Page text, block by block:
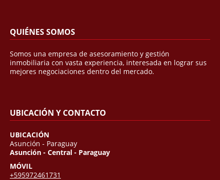
QUIÉNES SOMOS
Somos una empresa de asesoramiento y gestión
inmobiliaria con vasta experiencia, interesada en lograr sus
mejores negociaciones dentro del mercado.
UBICACIÓN Y CONTACTO
UBICACIÓN
Asunción - Paraguay
Asunción - Central - Paraguay
MÓVIL
+595972461731